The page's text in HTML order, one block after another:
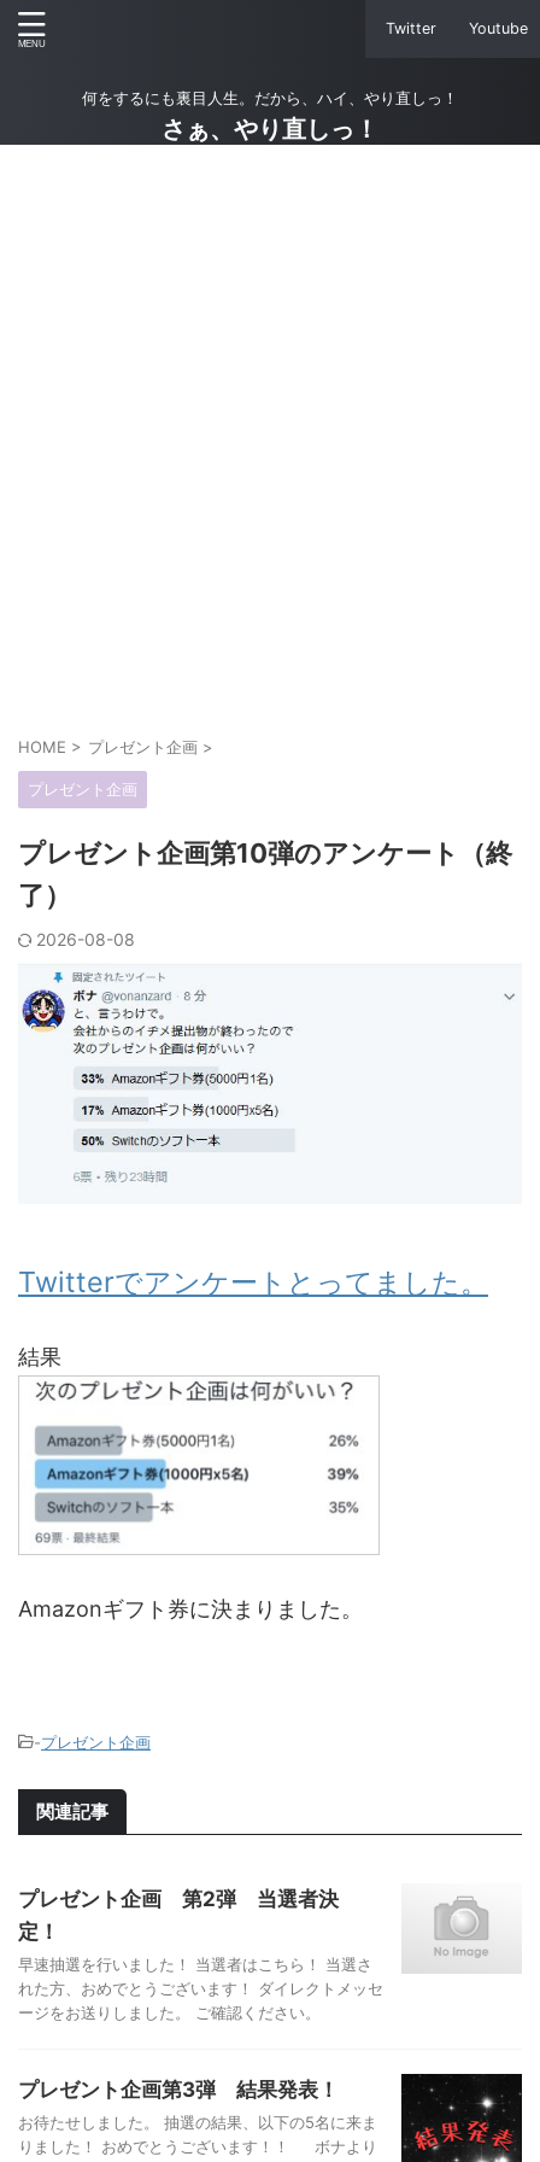
Twitter Youtube
何をするにも裏目人生。だから、ハイ、やり直しっ！
さぁ、やり直しっ！
HOME > プレゼント企画 >
プレゼント企画
プレゼント企画第10弾のアンケート（終
了）
2026-08-08
Twitterでアンケートとってました。
結果
Amazonギフト券に決まりました。
-プレゼント企画
関連記事
プレゼント企画 第2弾 当選者決
定！
早速抽選を行いました！ 当選者はこちら！ 当選さ
れた方、おめでとうございます！ ダイレクトメッセ
ージをお送りしました。 ご確認ください。
プレゼント企画第3弾 結果発表！
お待たせしました。 抽選の結果、以下の5名に来ま
りました！ おめでとうございます！！ ボナより